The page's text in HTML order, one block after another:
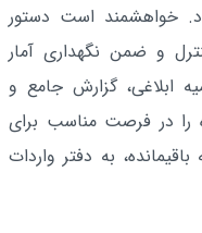
خواهشمند است دستور
و ضمن نگهداری آمار
ابلاغی، گزارش جامع و
در فرصت مناسب برای
به دفتر واردات